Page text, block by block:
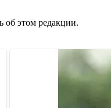
об этом редакции.